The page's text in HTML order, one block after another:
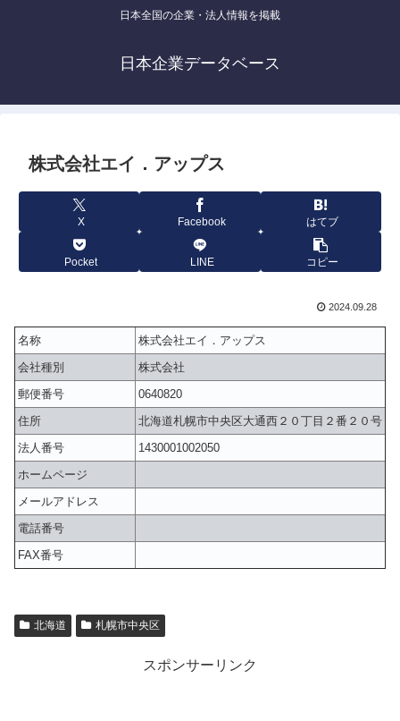
日本全国の企業・法人情報を掲載
日本企業データベース
株式会社エイ．アップス
X Facebook はてブ
Pocket LINE コピー
2024.09.28
名称
株式会社エイ．アップス
会社種別
株式会社
郵便番号
0640820
住所
北海道札幌市中央区大通西２０丁目２番２０号
法人番号
1430001002050
ホームページ
メールアドレス
電話番号
FAX番号
北海道 札幌市中央区
スポンサーリンク